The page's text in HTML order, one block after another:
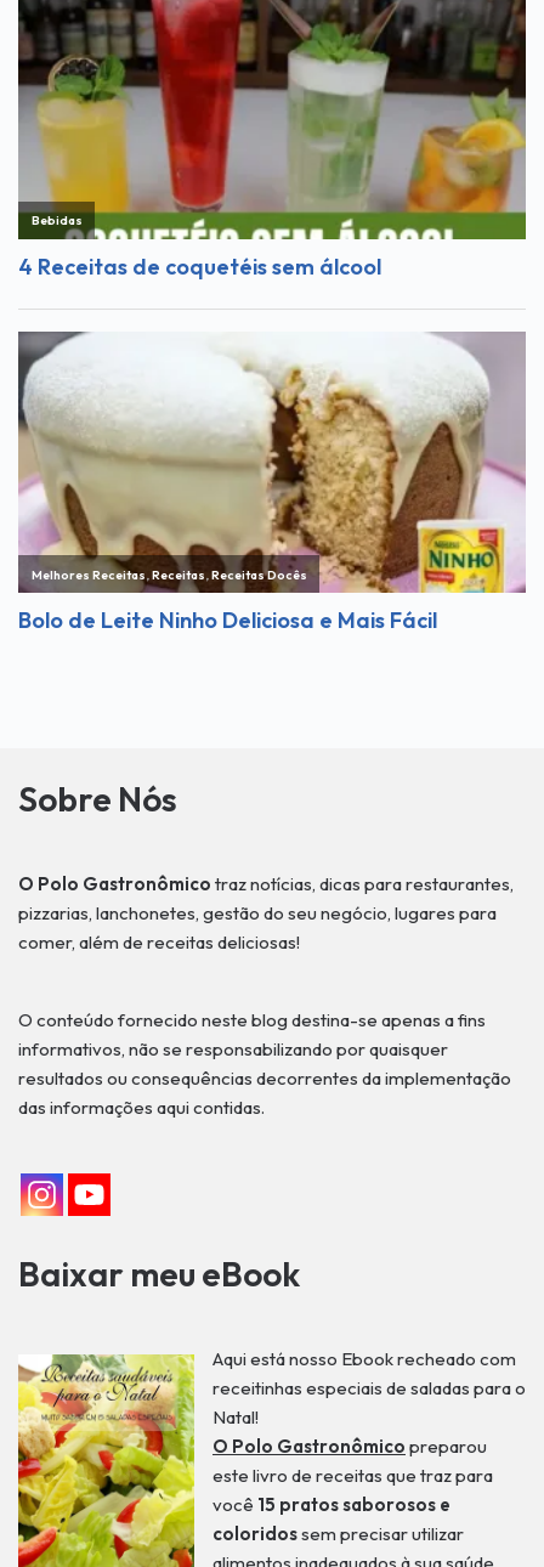
Sobre Nós
O Polo Gastronômico traz notícias, dicas para restaurantes,
pizzarias, lanchonetes, gestão do seu negócio, lugares para
comer, além de receitas deliciosas!
O conteúdo fornecido neste blog destina-se apenas a fins
informativos, não se responsabilizando por quaisquer
resultados ou consequências decorrentes da implementação
das informações aqui contidas.
Baixar meu eBook
Aqui está nosso Ebook recheado com
receitinhas especiais de saladas para o
Natal!
O Polo Gastronômico preparou
este livro de receitas que traz para
você 15 pratos saborosos e
coloridossem precisar utilizar